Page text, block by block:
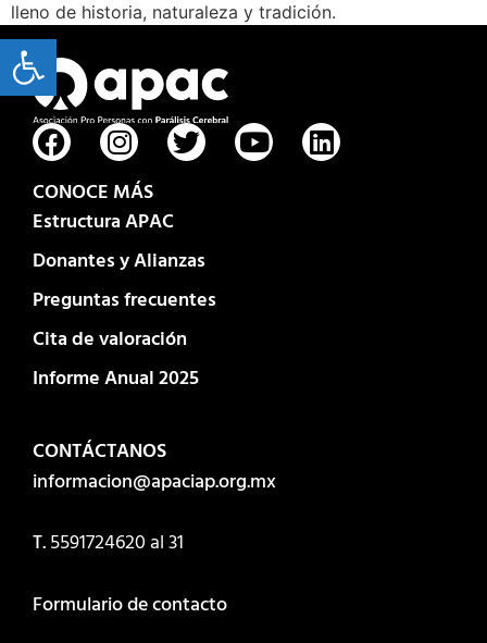
Open toolbar
lleno de historia, naturaleza y tradición.
CONOCE MÁS
Estructura APAC
Donantes y Alianzas
Preguntas frecuentes
Cita de valoración
Informe Anual 2025
CONTÁCTANOS
informacion@apaciap.org.mx
T.5591724620al 31
Formulario de contacto